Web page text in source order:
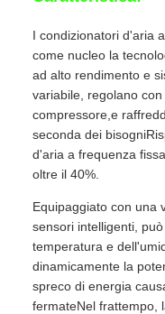
I condizionatori d'aria
come nucleo la
ad alto rendimento e
variabile, regolano
compressore,e
seconda dei
d'aria a frequenza
oltre il 40%.
Equipaggiato con una
sensori intelligenti,
temperatura e
dinamicamente la
spreco di energia
fermateNel frattempo,